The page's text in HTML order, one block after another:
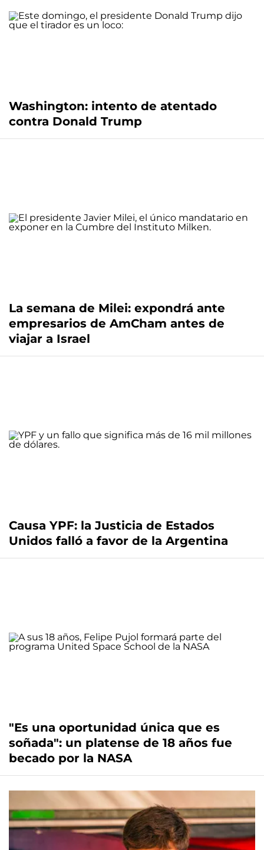
Washington: intento de atentado
contra Donald Trump
La semana de Milei: expondrá ante
empresarios de AmCham antes de
viajar a Israel
Causa YPF: la Justicia de Estados
Unidos falló a favor de la Argentina
"Es una oportunidad única que es
soñada": un platense de 18 años fue
becado por la NASA